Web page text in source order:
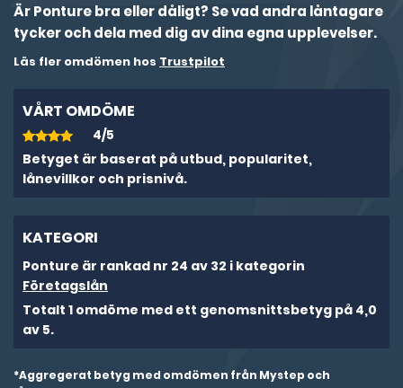
Är Ponture bra eller dåligt? Se vad andra låntagare
tycker och dela med dig av dina egna upplevelser.
Läs fler omdömen hos Trustpilot
VÅRT OMDÖME
4/5
Betyget är baserat på utbud, popularitet,
lånevillkor och prisnivå.
KATEGORI
Ponture är rankad nr 24 av 32 i kategorin
Företagslån
Totalt 1 omdöme med ett genomsnittsbetyg på 4,0
av 5.
*Aggregerat betyg med omdömen från Mystep och